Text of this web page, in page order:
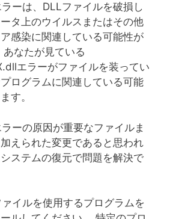
ーは、DLLファイルを破損し
タ上のウイルスまたはその他
感染に関連している可能性が
あなたが見ている
エラーがファイルを装ってい
ログラムに関連している可能
す。
ーの原因が重要なファイルま
えられた変更であると思われ
ステムの復元で問題を解決で
イルを使用するプログラムを